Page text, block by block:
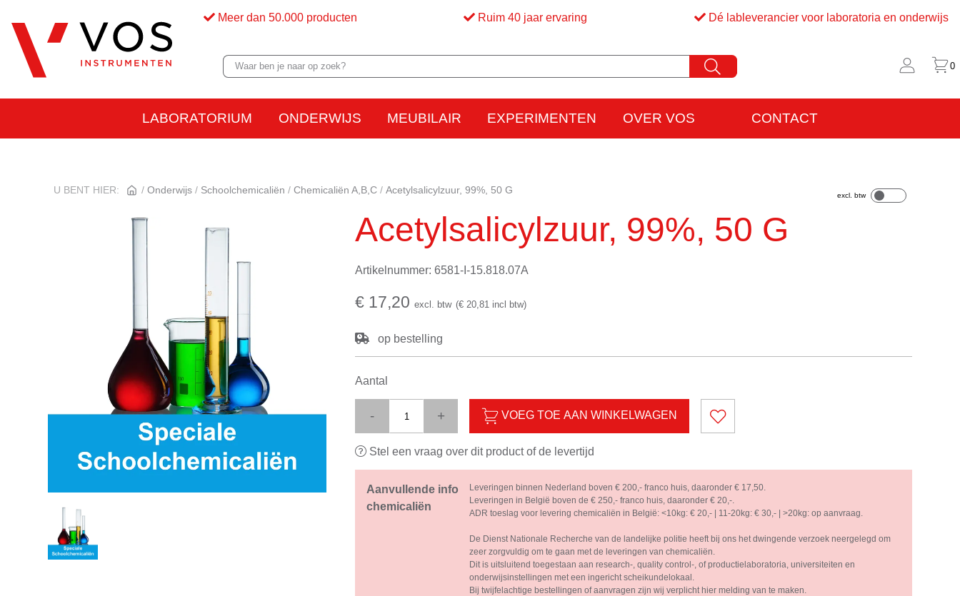
Meer dan 50.000 producten Ruim 40 jaar ervaring Dé lableverancier voor laboratoria en onderwijs
0
LABORATORIUM ONDERWIJS MEUBILAIR EXPERIMENTEN OVER VOS CONTACT
U BENT HIER: Onderwijs Schoolchemicaliën Chemicaliën A,B,C Acetylsalicylzuur, 99%, 50 G
Acetylsalicylzuur, 99%, 50 G
Artikelnummer: 6581-I-15.818.07A
€ 17,20 excl. btw (€ 20,81 incl btw)
op bestelling
Aantal
- + VOEG TOE AAN WINKELWAGEN
Stel een vraag over dit product of de levertijd
Aanvullende info
chemicaliën
Leveringen binnen Nederland boven € 200,- franco huis, daaronder € 17,50.
Leveringen in België boven de € 250,- franco huis, daaronder € 20,-.
ADR toeslag voor levering chemicaliën in België: <10kg: € 20,- | 11-20kg: € 30,- | >20kg: op aanvraag.
De Dienst Nationale Recherche van de landelijke politie heeft bij ons het dwingende verzoek neergelegd om
zeer zorgvuldig om te gaan met de leveringen van chemicaliën.
Dit is uitsluitend toegestaan aan research-, quality control-, of productielaboratoria, universiteiten en
onderwijsinstellingen met een ingericht scheikundelokaal.
Bij twijfelachtige bestellingen of aanvragen zijn wij verplicht hier melding van te maken.